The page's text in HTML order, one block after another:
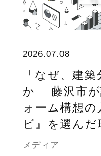
2026.07.08
「なぜ、建
か 」藤沢市
ォーム構想の
ビ』を選んだ
メディア